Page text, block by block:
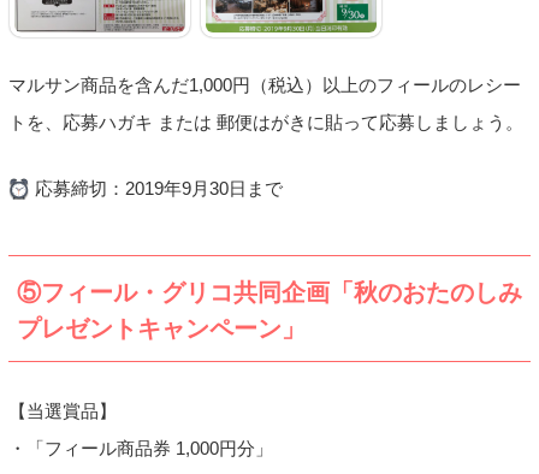
マルサン商品を含んだ1,000円（税込）以上のフィールのレシー
トを、応募ハガキ または 郵便はがきに貼って応募しましょう。
応募締切：2019年9月30日まで
⑤フィール・グリコ共同企画「秋のおたのしみ
プレゼントキャンペーン」
【当選賞品】
・「フィール商品券 1,000円分」